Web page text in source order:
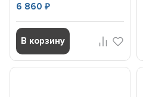
6 860₽
В корзину